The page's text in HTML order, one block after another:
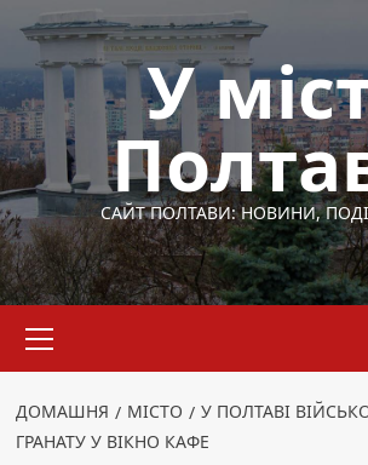
Перейти
вмісту
У
САЙТ ПОЛТАВИ: НОВИНИ,
меню
ДОМАШНЯ МІСТО
У ПОЛТАВІ
ГРАНАТУ У ВІКНО КАФЕ